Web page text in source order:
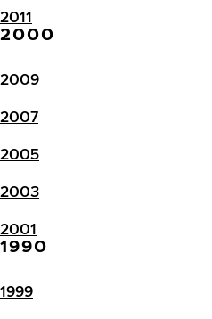
2011
2000
2009
2007
2005
2003
2001
1990
1999